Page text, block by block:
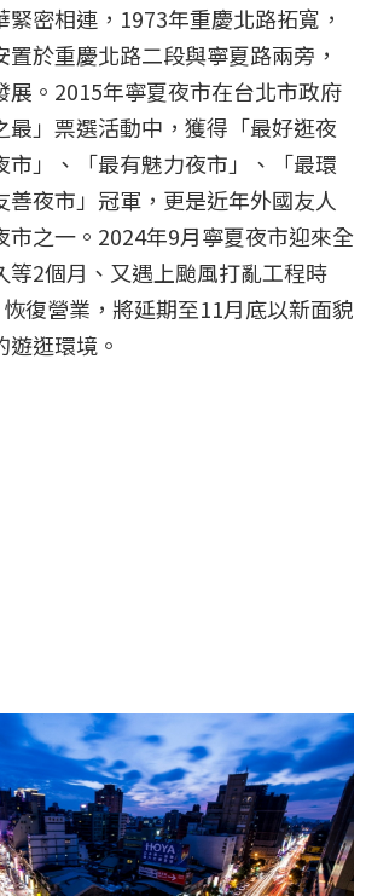
密相連，1973年重慶北路拓寬，
於重慶北路二段與寧夏路兩旁，
展。2015年寧夏夜市在台北市政府
最」票選活動中，獲得「最好逛夜
市」、「最有魅力夜市」、「最環
善夜市」冠軍，更是近年外國友人
市之一。2024年9月寧夏夜市迎來全
等2個月、又遇上颱風打亂工程時
復營業，將延期至11月底以新面貌
逛環境。